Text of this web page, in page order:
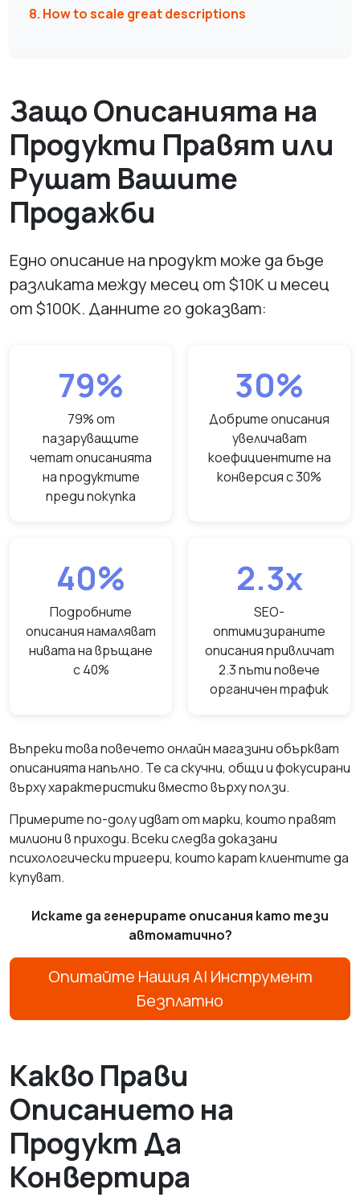
8. How to scale great descriptions
Защо Описанията на
Продукти Правят или
Рушат Вашите
Продажби
Едно описание на продукт може да бъде
разликата между месец от $10K и месец
от $100K. Данните го доказват:
79%
79% от
пазаруващите
четат описанията
на продуктите
преди покупка
30%
Добрите описания
увеличават
коефициентите на
конверсия с 30%
40%
Подробните
описания намаляват
нивата на връщане
с 40%
2.3x
SEO-
оптимизираните
описания привличат
2.3 пъти повече
органичен трафик
Въпреки това повечето онлайн магазини объркват
описанията напълно. Те са скучни, общи и фокусирани
върху характеристики вместо върху ползи.
Примерите по-долу идват от марки, които правят
милиони в приходи. Всеки следва доказани
психологически тригери, които карат клиентите да
купуват.
Искате да генерирате описания като тези
автоматично?
Опитайте Нашия AI Инструмент
Безплатно
Какво Прави
Описанието на
Продукт Да
Конвертира